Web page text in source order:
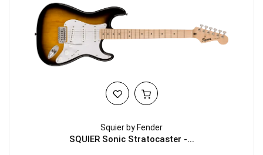
Squier by Fender
SQUIER Sonic Stratocaster -...